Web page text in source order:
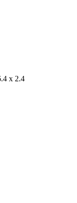
x 2.4